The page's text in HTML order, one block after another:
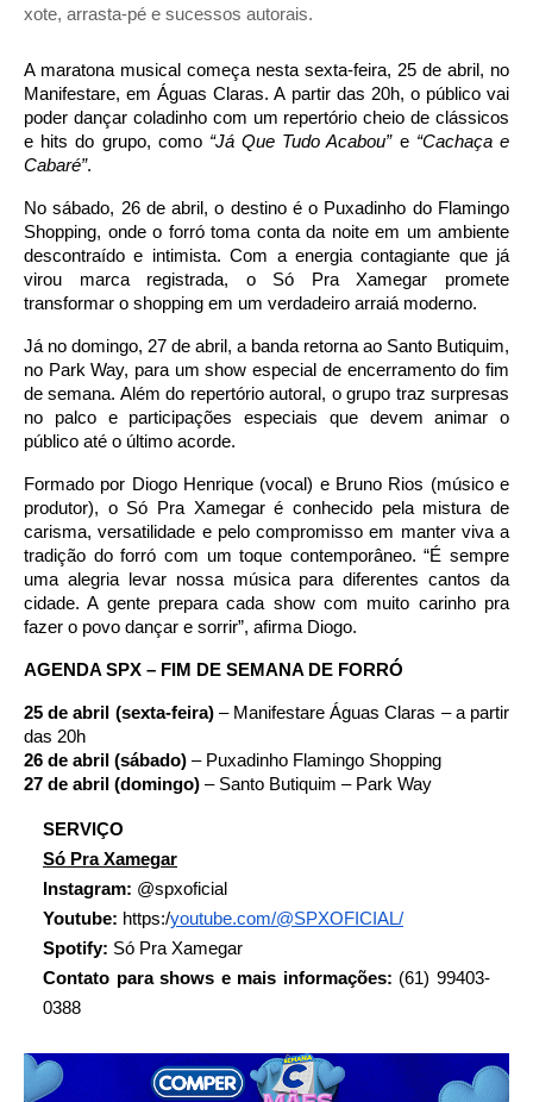
xote, arrasta-pé e sucessos autorais.
A maratona musical começa nesta sexta-feira, 25 de abril, no
Manifestare, em Águas Claras. A partir das 20h, o público vai
poder dançar coladinho com um repertório cheio de clássicos
e hits do grupo, como “Já Que Tudo Acabou”e “Cachaça e
Cabaré”.
No sábado, 26 de abril, o destino é o Puxadinho do Flamingo
Shopping, onde o forró toma conta da noite em um ambiente
descontraído e intimista. Com a energia contagiante que já
virou marca registrada, o Só Pra Xamegar promete
transformar o shopping em um verdadeiro arraiá moderno.
Já no domingo, 27 de abril, a banda retorna ao Santo Butiquim,
no Park Way, para um show especial de encerramento do fim
de semana. Além do repertório autoral, o grupo traz surpresas
no palco e participações especiais que devem animar o
público até o último acorde.
Formado por Diogo Henrique (vocal) e Bruno Rios (músico e
produtor), o Só Pra Xamegar é conhecido pela mistura de
carisma, versatilidade e pelo compromisso em manter viva a
tradição do forró com um toque contemporâneo. “É sempre
uma alegria levar nossa música para diferentes cantos da
cidade. A gente prepara cada show com muito carinho pra
fazer o povo dançar e sorrir”, afirma Diogo.
AGENDA SPX – FIM DE SEMANA DE FORRÓ
25 de abril (sexta-feira)– Manifestare Águas Claras – a partir
das 20h
26 de abril (sábado) – Puxadinho Flamingo Shopping
27 de abril (domingo) – Santo Butiquim – Park Way
SERVIÇO
Só Pra Xamegar
Instagram: @spxoficial
Youtube: https:/youtube.com/@SPXOFICIAL/
Spotify: Só Pra Xamegar
Contato para shows e mais informações: (61) 99403-
0388